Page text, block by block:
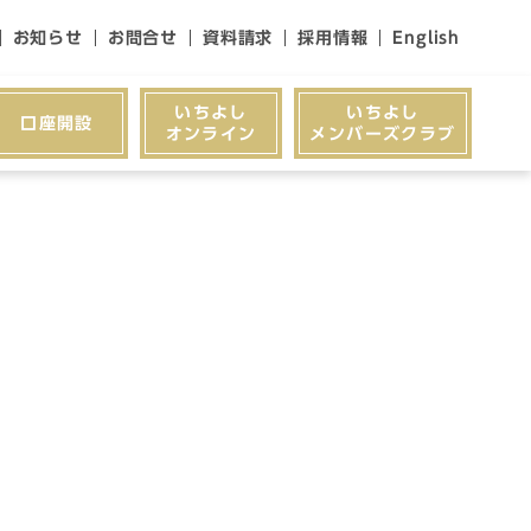
お知らせ お問合せ 資料請求 採用情報 English
口座開設
いちよし
オンライン
いちよし
メンバーズクラブ